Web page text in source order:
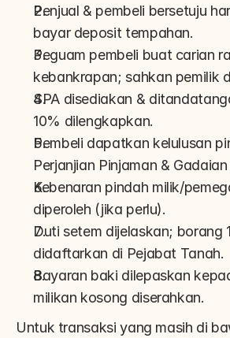
Penjual & pembeli bersetuju
bayar deposit tempahan.
Peguam pembeli buat carian
kebankrapan; sahkan pemilik
SPA disediakan &
10% dilengkapkan.
Pembeli dapatkan kelulusan
Perjanjian Pinjaman &
Kebenaran pindah milik/
diperoleh (jika perlu).
Duti setem dijelaskan; borang
didaftarkan di Pejabat Tanah.
Bayaran baki dilepaskan
milikan kosong diserahkan.
Untuk transaksi yang masih di